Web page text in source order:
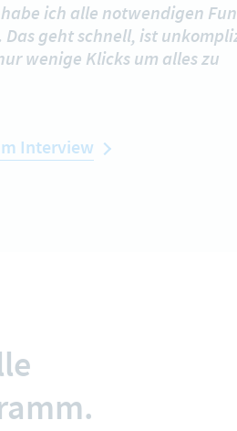
ich alle notwendigen
Das geht schnell, ist
wenige Klicks um alles zu
Interview